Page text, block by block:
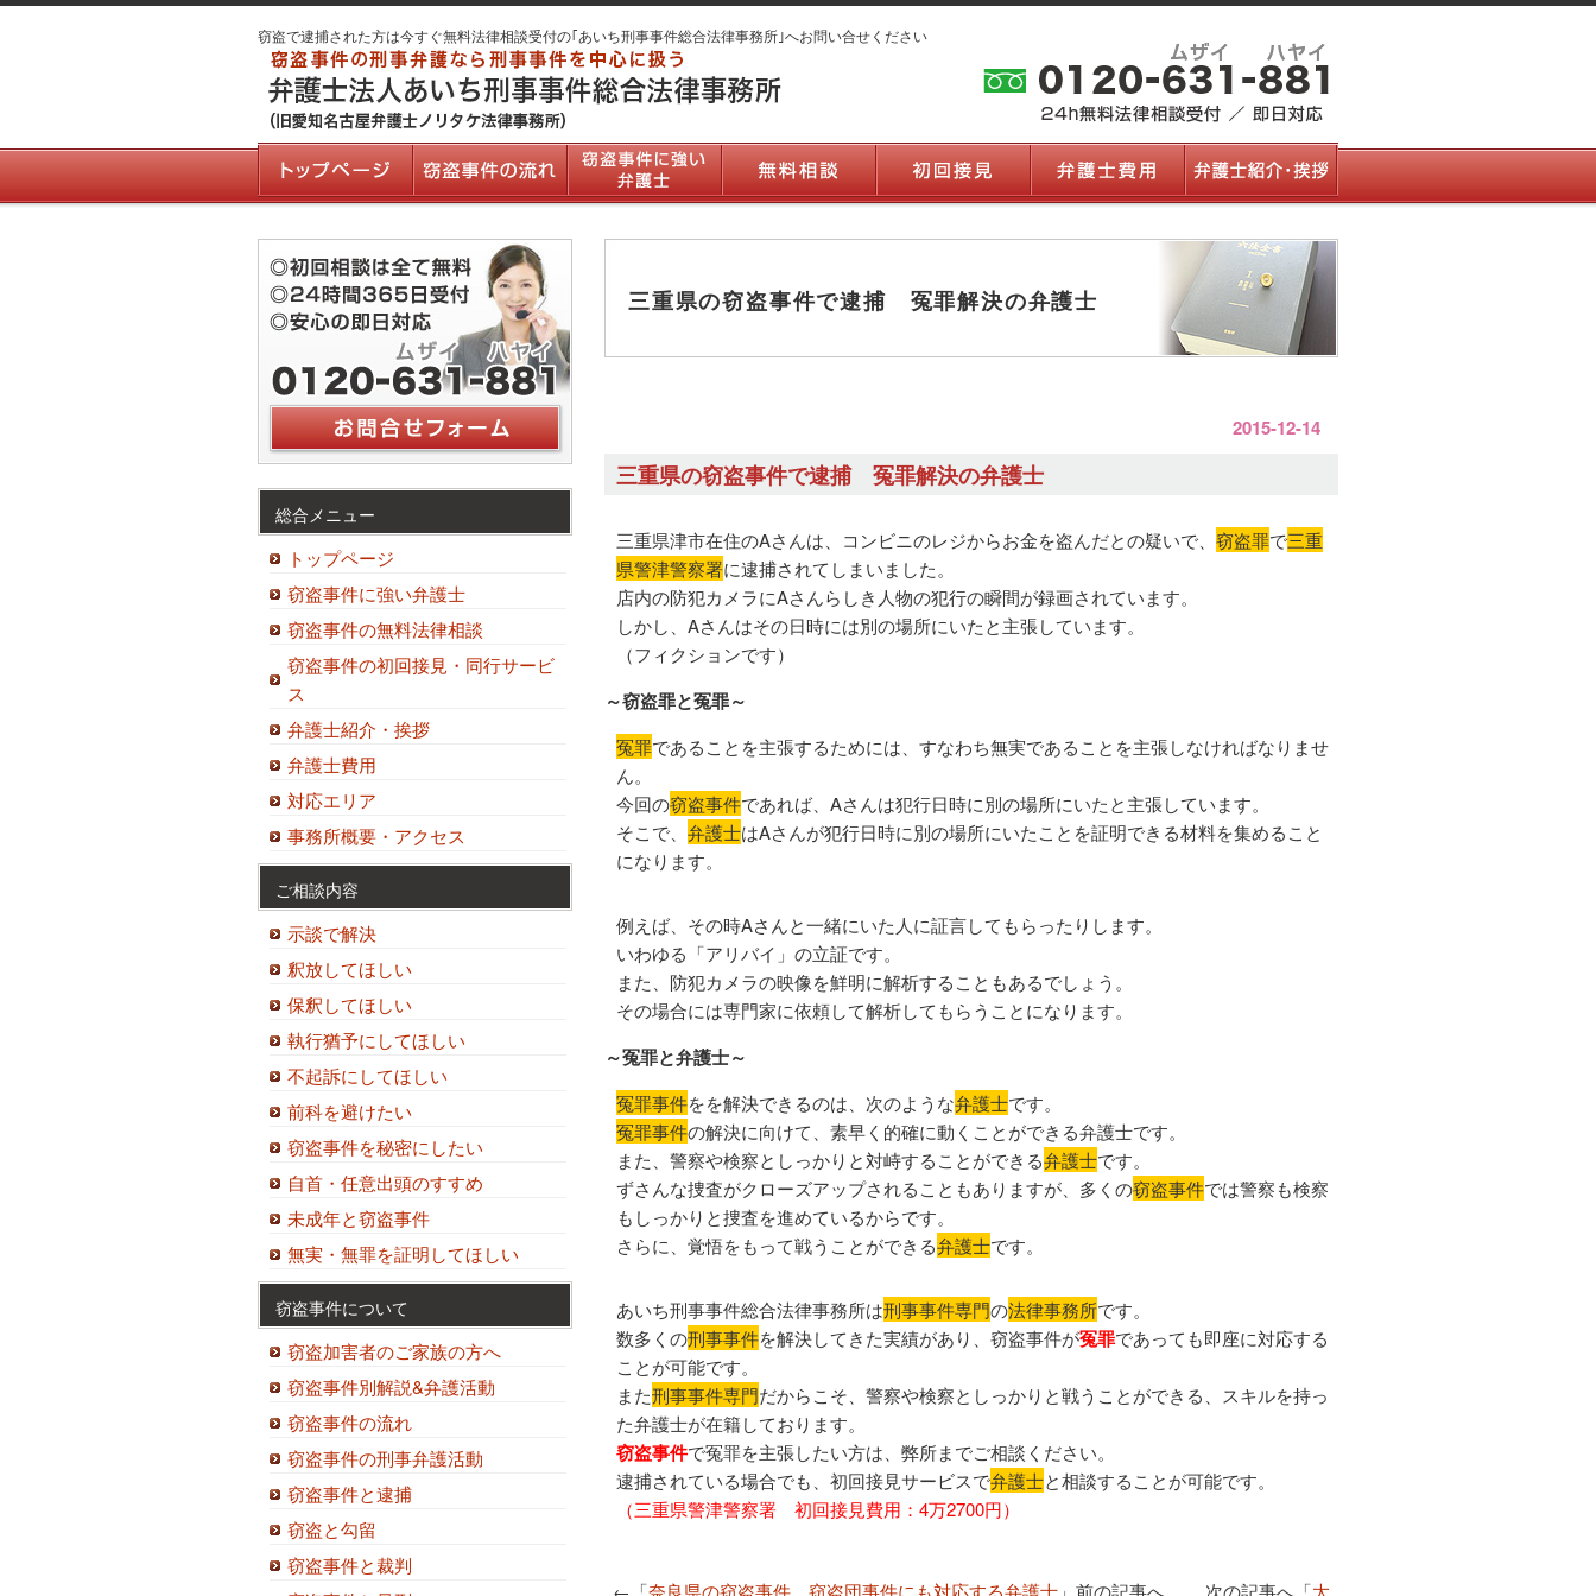
窃盗で逮捕された方は今すぐ無料法律相談受付の｢あいち刑事事件総合法律事務所｣へお問い合せください
三重県の窃盗事件で逮捕 冤罪解決の弁護士
2015-12-14
三重県の窃盗事件で逮捕 冤罪解決の弁護士
三重県津市在住のAさんは、コンビニのレジからお金を盗んだとの疑いで、 窃盗罪で三重
県警津警察署に逮捕されてしまいました。
店内の防犯カメラにAさんらしき人物の犯行の瞬間が録画されています。
しかし、Aさんはその日時には別の場所にいたと主張しています。
（フィクションです）
～窃盗罪と冤罪～
冤罪であることを主張するためには、すなわち無実であることを主張しなければなりませ
ん。
今回の窃盗事件であれば、Aさんは犯行日時に別の場所にいたと主張しています。
そこで、 弁護士はAさんが犯行日時に別の場所にいたことを証明できる材料を集めること
になります。
例えば、その時Aさんと一緒にいた人に証言してもらったりします。
いわゆる「アリバイ」の立証です。
また、防犯カメラの映像を鮮明に解析することもあるでしょう。
その場合には専門家に依頼して解析してもらうことになります。
～冤罪と弁護士～
冤罪事件をを解決できるのは、次のような弁護士です。
冤罪事件の解決に向けて、素早く的確に動くことができる弁護士です。
また、警察や検察としっかりと対峙することができる弁護士です。
ずさんな捜査がクローズアップされることもありますが、多くの窃盗事件では警察も検察
もしっかりと捜査を進めているからです。
さらに、覚悟をもって戦うことができる弁護士です。
あいち刑事事件総合法律事務所は刑事事件専門の法律事務所です。
数多くの刑事事件を解決してきた実績があり、窃盗事件が冤罪であっても即座に対応する
ことが可能です。
また刑事事件専門だからこそ、警察や検察としっかりと戦うことができる、スキルを持っ
た弁護士が在籍しております。
窃盗事件で冤罪を主張したい方は、弊所までご相談ください。
逮捕されている場合でも、初回接見サービスで弁護士と相談することが可能です。
（三重県警津警察署 初回接見費用：4万2700円）
←「奈良県の窃盗事件 窃盗団事件にも対応する弁護士 」前の記事へ 次の記事へ「大
総合メニュー
トップページ
窃盗事件に強い弁護士
窃盗事件の無料法律相談
窃盗事件の初回接見・同行サービ
ス
弁護士紹介・挨拶
弁護士費用
対応エリア
事務所概要・アクセス
ご相談内容
示談で解決
釈放してほしい
保釈してほしい
執行猶予にしてほしい
不起訴にしてほしい
前科を避けたい
窃盗事件を秘密にしたい
自首・任意出頭のすすめ
未成年と窃盗事件
無実・無罪を証明してほしい
窃盗事件について
窃盗加害者のご家族の方へ
窃盗事件別解説&弁護活動
窃盗事件の流れ
窃盗事件の刑事弁護活動
窃盗事件と逮捕
窃盗と勾留
窃盗事件と裁判